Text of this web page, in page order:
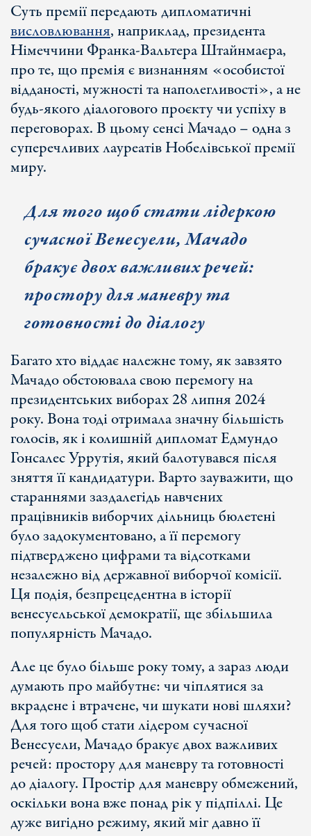
Суть премії передають дипломатичні
висловлювання, наприклад, президента
Німеччини Франка-Вальтера Штайнмаєра,
про те, що премія є визнанням «особистої
відданості, мужності та наполегливості», а не
будь-якого діалогового проєкту чи успіху в
переговорах. В цьому сенсі Мачадо – одна з
суперечливих лауреатів Нобелівської премії
миру.
Для того щоб стати лідеркою
сучасної Венесуели, Мачадо
бракує двох важливих речей:
простору для маневру та
готовності до діалогу
Багато хто віддає належне тому, як завзято
Мачадо обстоювала свою перемогу на
президентських виборах 28 липня 2024
року. Вона тоді отримала значну більшість
голосів, як і колишній дипломат Едмундо
Гонсалес Уррутія, який балотувався після
зняття її кандидатури. Варто зауважити, що
стараннями заздалегідь навчених
працівників виборчих дільниць бюлетені
було задокументовано, а її перемогу
підтверджено цифрами та відсотками
незалежно від державної виборчої комісії.
Ця подія, безпрецедентна в історії
венесуельської демократії, ще збільшила
популярність Мачадо.
Але це було більше року тому, а зараз люди
думають про майбутнє: чи чіплятися за
вкрадене і втрачене, чи шукати нові шляхи?
Для того щоб стати лідером сучасної
Венесуели, Мачадо бракує двох важливих
речей: простору для маневру та готовності
до діалогу. Простір для маневру обмежений,
оскільки вона вже понад рік у підпіллі. Це
дуже вигідно режиму, який міг давно її